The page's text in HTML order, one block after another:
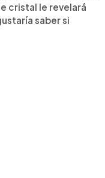
cristal le revelará
saber si